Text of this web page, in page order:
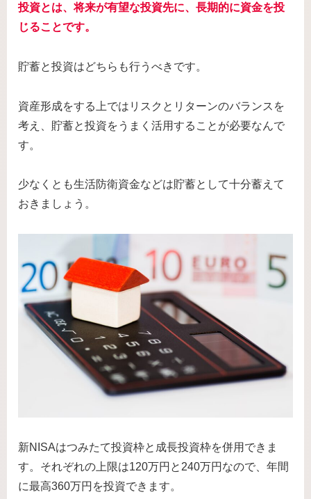
投資とは、将来が有望な投資先に、長期的に資金を投
じることです。
貯蓄と投資はどちらも行うべきです。
資産形成をする上ではリスクとリターンのバランスを
考え、貯蓄と投資をうまく活用することが必要なんで
す。
少なくとも生活防衛資金などは貯蓄として十分蓄えて
おきましょう。
新NISAはつみたて投資枠と成長投資枠を併用できま
す。それぞれの上限は120万円と240万円なので、年間
に最高360万円を投資できます。